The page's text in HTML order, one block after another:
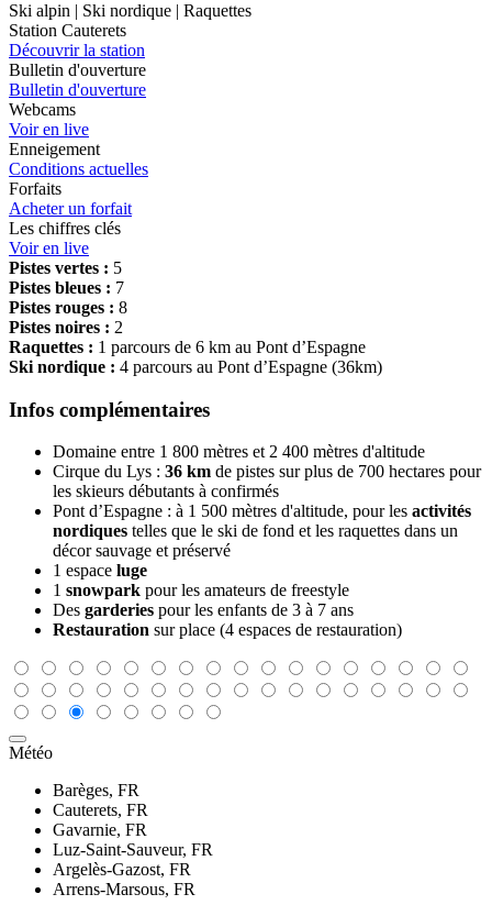
Ski alpin | Ski nordique | Raquettes
Station Cauterets
Découvrir la station
Bulletin d'ouverture
Bulletin d'ouverture
Webcams
Voir en live
Enneigement
Conditions actuelles
Forfaits
Acheter un forfait
Les chiffres clés
Voir en live
Pistes vertes : 5
Pistes bleues : 7
Pistes rouges : 8
Pistes noires : 2
Raquettes : 1 parcours de 6 km au Pont d’Espagne
Ski nordique : 4 parcours au Pont d’Espagne (36km)
Infos complémentaires
Domaine entre 1 800 mètres et 2 400 mètres d'altitude
Cirque du Lys : 36 km de pistes sur plus de 700 hectares pour
les skieurs débutants à confirmés
Pont d’Espagne : à 1 500 mètres d'altitude, pour les activités
nordiques telles que le ski de fond et les raquettes dans un
décor sauvage et préservé
1 espace luge
1 snowpark pour les amateurs de freestyle
Des garderies pour les enfants de 3 à 7 ans
Restauration sur place (4 espaces de restauration)
Météo
Barèges, FR
Cauterets, FR
Gavarnie, FR
Luz-Saint-Sauveur, FR
Argelès-Gazost, FR
Arrens-Marsous, FR